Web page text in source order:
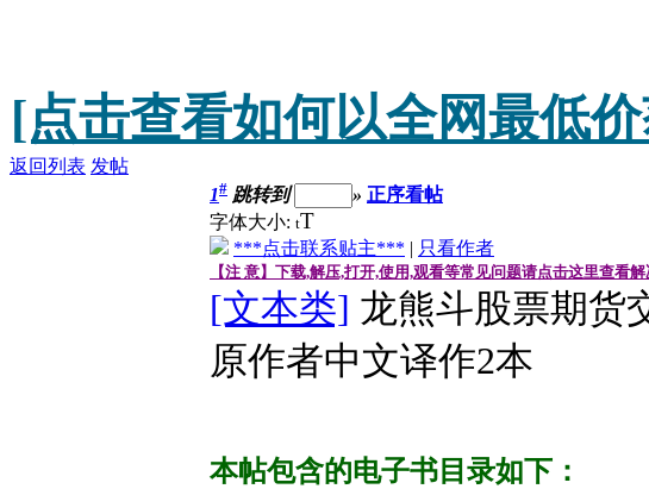
[点击查看如何以全网最低
返回列表 发帖
1# 跳转到 » 正序看帖
字体大小: tT
***点击联系贴主*** | 只看作者
【注 意】下载,解压,打开,使用,观看等常见问题请点击这里查看
[文本类] 龙熊斗股票期货
原作者中文译作2本
本帖包含的电子书目录如下：